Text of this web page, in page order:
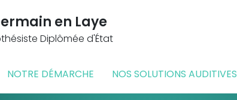
en Laye
Diplômée d'État
NOTRE DÉMARCHE NOS SOLUTIONS AUDITIVES